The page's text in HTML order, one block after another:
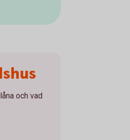
och vad